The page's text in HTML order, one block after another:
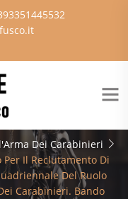
Dei Carabinieri
Per Il Reclutamento Di
Del Ruolo
Carabinieri. Bando